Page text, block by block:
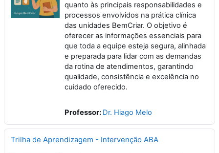
quanto às principais responsabilidades e
processos envolvidos na prática clínica
das unidades BemCriar. O objetivo é
oferecer as informações essenciais para
que toda a equipe esteja segura, alinhada
e preparada para lidar com as demandas
da rotina de atendimentos, garantindo
qualidade, consistência e excelência no
cuidado oferecido.
Professor: Dr. Hiago Melo
Trilha de Aprendizagem - Intervenção ABA